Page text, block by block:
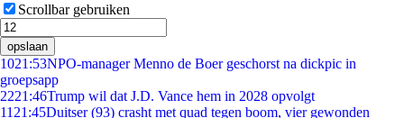
Scrollbar gebruiken
opslaan
1021:53NPO-manager Menno de Boer geschorst na dickpic in
groepsapp
2221:46Trump wil dat J.D. Vance hem in 2028 opvolgt
11 21:45Duitser (93) crasht met quad tegen boom, vier gewonden